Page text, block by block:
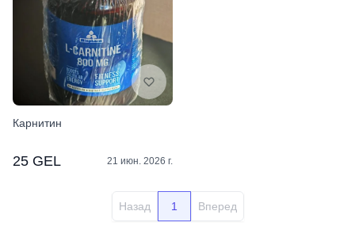
Карнитин
25 GEL 21 июн. 2026 г.
Назад 1 Вперед